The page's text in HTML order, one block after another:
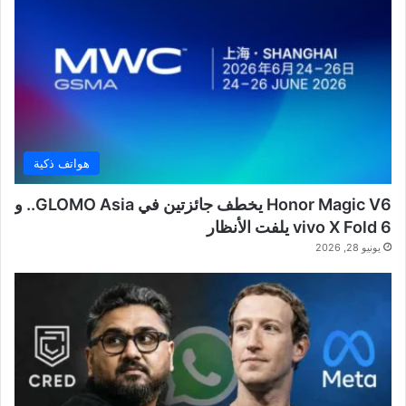
هواتف ذكية
Honor Magic V6 يخطف جائزتين في GLOMO Asia.. و
vivo X Fold 6 يلفت الأنظار
يونيو 28, 2026